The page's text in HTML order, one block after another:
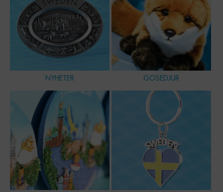
NYHETER GOSEDJUR